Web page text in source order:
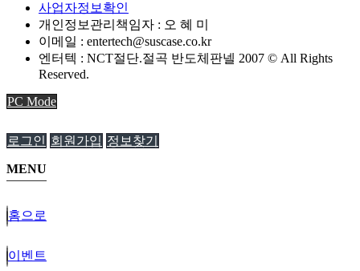
사업자정보확인
개인정보관리책임자 : 오 혜 미
이메일 : entertech@suscase.co.kr
엔터텍 : NCT절단.절곡 반도체판넬 2007 © All Rights
Reserved.
PC Mode
로그인 회원가입 정보찾기
MENU
홈으로
이벤트